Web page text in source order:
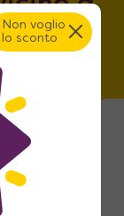
a
Non voglio
lo sconto